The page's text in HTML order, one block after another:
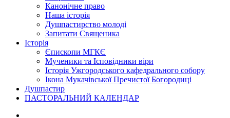
Канонічне право
Наша історія
Душпастирство молоді
Запитати Священика
Історія
Єпископи МГКЄ
Мученики та Ісповідники віри
Історія Ужгородського кафедрального собору
Ікона Мукачівської Пречистої Богородиці
Душпастир
ПАСТОРАЛЬНИЙ КАЛЕНДАР